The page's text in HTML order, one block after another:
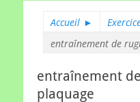
Accueil ►
entraînement de
entraînement
plaquage